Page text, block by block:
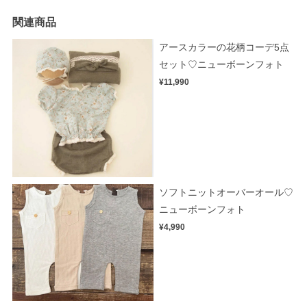
関連商品
アースカラーの花柄コーデ5点
セット♡ニューボーンフォト
¥11,990
ソフトニットオーバーオール♡
ニューボーンフォト
¥4,990